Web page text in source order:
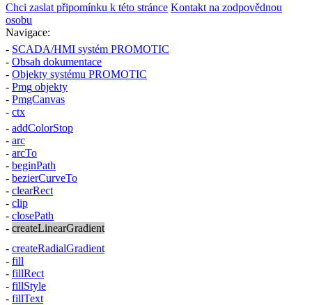
Chci zaslat připomínku k této stránce Kontakt na zodpovědnou
osobu
Navigace:
- SCADA/HMI systém PROMOTIC
- Obsah dokumentace
- Objekty systému PROMOTIC
- Pmg objekty
- PmgCanvas
- ctx
- addColorStop
- arc
- arcTo
- beginPath
- bezierCurveTo
- clearRect
- clip
- closePath
- createLinearGradient
- createRadialGradient
- fill
- fillRect
- fillStyle
- fillText